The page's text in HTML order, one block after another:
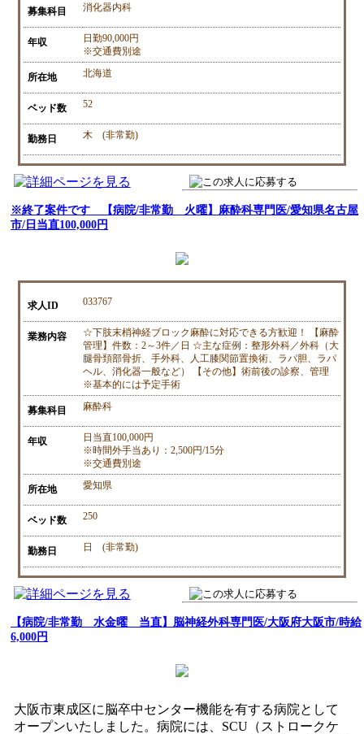
募集科目 消化器内科
年収
日勤90,000円
※交通費別途
所在地 北海道
ベッド数 52
勤務日 木 (非常勤)
※終了案件です 【病院/非常勤 火曜】麻酔科専門医/愛知県名古屋
市/日当直100,000円
求人ID 033767
業務内容
☆下肢末梢神経ブロック麻酔に対応できる方歓迎！ 【麻酔
管理】件数：2～3件／日 ☆主な症例：整形外科／外科（大
腿骨頚部骨折、手外科、人工膝関節置換術、ラパ胆、ラパ
ヘル、消化器一般など） 【その他】術前後の診察、管理
※基本的には予定手術
募集科目 麻酔科
年収
日当直100,000円
※時間外手当あり：2,500円/15分
※交通費別途
所在地 愛知県
ベッド数 250
勤務日 日 (非常勤)
【病院/非常勤 水金曜 当直】脳神経外科専門医/大阪府大阪市/時給
6,000円
大阪市東成区に脳卒中センター機能を有する病院として
オープンいたしました。病院には、SCU（ストロークケ